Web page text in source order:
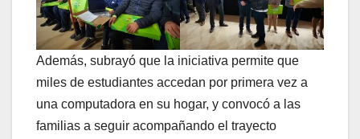
Además, subrayó que la iniciativa permite que
miles de estudiantes accedan por primera vez a
una computadora en su hogar, y convocó a las
familias a seguir acompañando el trayecto